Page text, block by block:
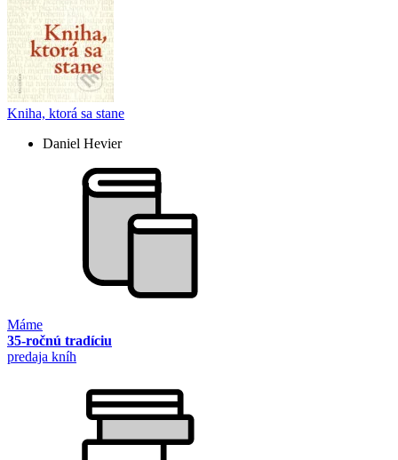
Kniha, ktorá sa stane
Daniel Hevier
Máme
35-ročnú tradíciu
predaja kníh